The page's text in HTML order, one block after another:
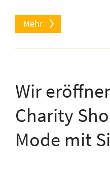
Mehr
Wir
Charity
Mode mit